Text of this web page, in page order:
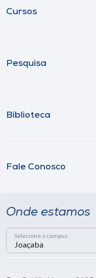
Cursos
Pesquisa
Biblioteca
Fale Conosco
Onde estamos
Selecione o campus